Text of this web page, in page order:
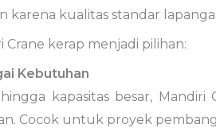
karena kualitas standar
Crane kerap menjadi pilihan:
Kebutuhan
kapasitas besar, Mandiri
Cocok untuk proyek